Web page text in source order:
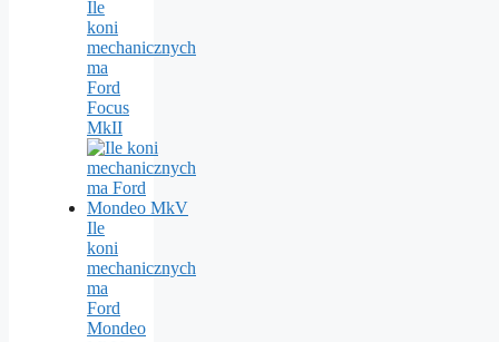
Ile
koni
mechanicznych
ma
Ford
Focus
MkII
Ile
koni
mechanicznych
ma
Ford
Mondeo